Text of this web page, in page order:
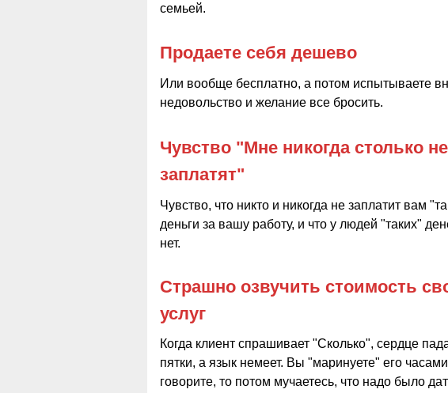
семьей.
Или вообще бесплатно, а потом испытываете
недовольство и желание все бросить.
Продаете себя дешево
Чувство, что никто и никогда не заплатит вам
деньги за вашу работу, и что у людей "таких"
нет.
Чувство "Мне никогда столько не
заплатят"
Когда клиент спрашивает "Сколько", сердце
пятки, а язык немеет. Вы "маринуете" его
говорите, то потом мучаетесь, что надо было
Страшно озвучить стоимость
услуг